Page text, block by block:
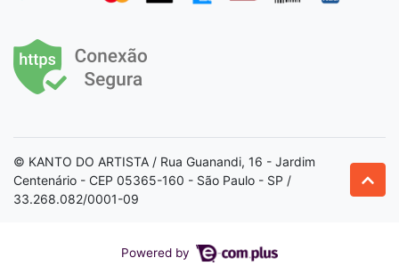
© KANTO DO ARTISTA / Rua Guanandi, 16 - Jardim
Centenário - CEP 05365-160 - São Paulo - SP /
33.268.082/0001-09
Powered by